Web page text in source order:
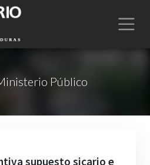
Público
supuesto sicario e